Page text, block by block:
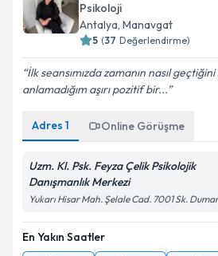
Psikoloji
Antalya, Manavgat
5 (37 Değerlendirme)
İlk seansımızda zamanın nasıl
anlamadığım aşırı pozitif bir...
Adres 1 Online Görüşme
Uzm. Kl. Psk. Feyza Çelik Psikolojik
Danışmanlık Merkezi
Yukarı Hisar Mah. Şelale Cad. 7001 Sk.
En Yakın Saatler